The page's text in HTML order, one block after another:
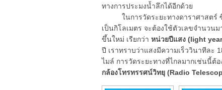
ทางการประมงน้ำลึกได้อีกด้วย
ในการวัดระยะทางดาราศาสตร์ ซึ่ง
เป็นกิโลเมตร จะต้องใช้ตัวเลขจำนวน
ขึ้นใหม่ เรียกว่า หน่วยปีแสง (light
ปี เราทราบว่าแสงมีความเร็ววินาทีละ
ไมล์ การวัดระยะทางที่ไกลมากเช่นนี้ต้
กล้องโทรทรรศน์วิทยุ (Radio